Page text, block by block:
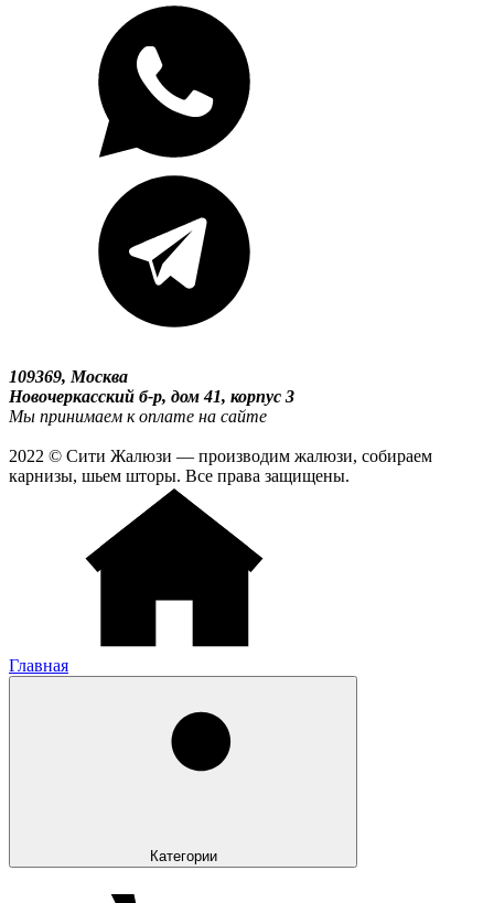
109369, Москва
Новочеркасский б-р, дом 41, корпус 3
Мы принимаем к оплате на сайте
2022 © Сити Жалюзи — производим жалюзи, собираем
карнизы, шьем шторы. Все права защищены.
Главная
Категории